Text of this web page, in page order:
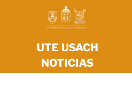
UTE USACH
NOTICIAS